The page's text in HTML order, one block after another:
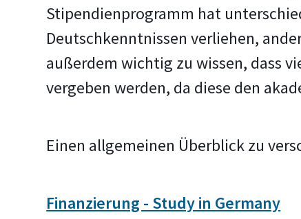
Stipendienprogramm hat
Deutschkenntnissen verliehen,
außerdem wichtig zu wissen, dass
vergeben werden, da diese den
Einen allgemeinen Überblick zu
Finanzierung - Study in Germany